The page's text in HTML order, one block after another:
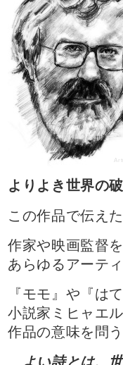
よりよき世界の
この作品で伝え
作家や映画監督
あらゆるアーテ
『モモ』や『は
小説家ミヒャエ
作品の意味を問
よい詩とは、